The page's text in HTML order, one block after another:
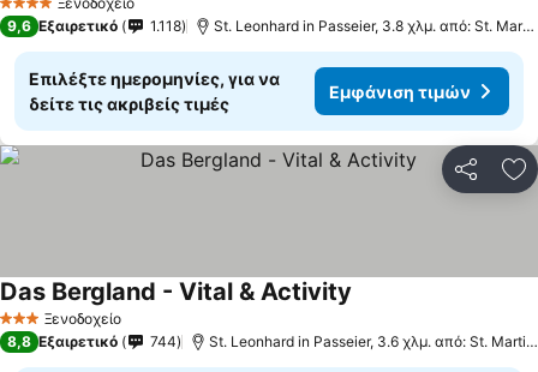
4 Αστέρια
9,6 Εξαιρετικό 1.118 St. Leonhard in Passeier, 3.8 χλμ. από: St. Martin in Passeier
Επιλέξτε ημερομηνίες, για να
δείτε τις ακριβείς τιμές
Εμφάνιση τιμών
3 ΑστέριαΞενοδοχείο
Das Bergland - Vital & Activity
8,8 Εξαιρετικό 744 St. Leonhard in Passeier, 3.6 χλμ. από: St. Martin in Passeier